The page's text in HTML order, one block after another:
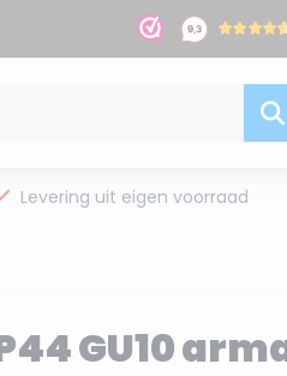
Levering uit eigen voorraad
GU10